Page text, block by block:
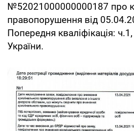
№52021000000000187 про
правопорушення від
Попередня кваліфікація:
України.